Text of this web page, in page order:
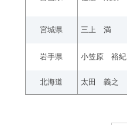
宮城県 三上 満
岩手県 小笠原 裕紀
北海道 太田 義之